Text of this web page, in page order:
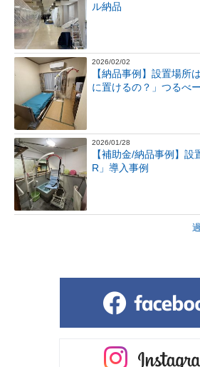
ル納品
2026/02/02
【納品事例】設置場所
に置けるの？」つるべ
2026/01/28
【補助金/納品事例】
R」導入事例